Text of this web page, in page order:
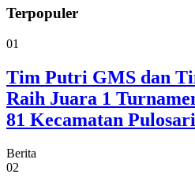
Terpopuler
01
Tim Putri GMS dan
Raih Juara 1
81 Kecamatan Pulosari
Berita
02